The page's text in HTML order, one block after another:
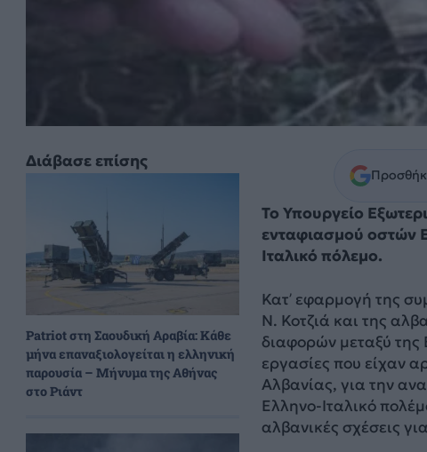
Διάβασε επίσης
Patriot στη Σαουδική Αραβία: Κάθε
μήνα επαναξιολογείται η ελληνική
παρουσία – Μήνυμα της Αθήνας
στο Ριάντ
Το Υπουργείο
ενταφιασμού οστών
Ιταλικό πόλεμο.
Κατ’ εφαρμογή της
Ν. Κοτζιά και της
διαφορών μεταξύ
εργασίες που είχαν
Αλβανίας, για την
Ελληνο-Ιταλικό
αλβανικές σχέσεις